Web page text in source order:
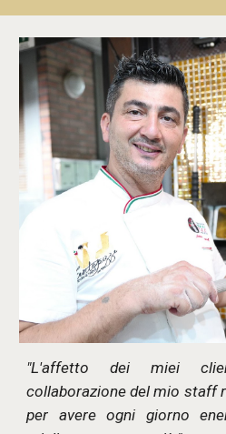
"L'affetto dei miei
collaborazione del mio staff
per avere ogni giorno